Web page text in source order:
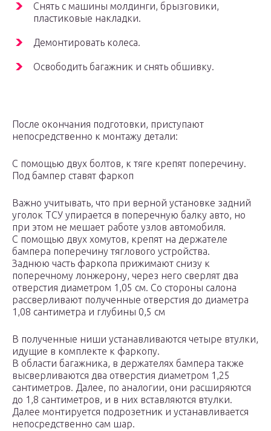
Снять с машины молдинги, брызговики,
пластиковые накладки.
Демонтировать колеса.
Освободить багажник и снять обшивку.
После окончания подготовки, приступают
непосредственно к монтажу детали:
С помощью двух болтов, к тяге крепят поперечину.
Под бампер ставят фаркоп
Важно учитывать, что при верной установке задний
уголок ТСУ упирается в поперечную балку авто, но
при этом не мешает работе узлов автомобиля.
С помощью двух хомутов, крепят на держателе
бампера поперечину тяглового устройства.
Заднюю часть фаркопа прижимают снизу к
поперечному лонжерону, через него сверлят два
отверстия диаметром 1,05 см. Со стороны салона
рассверливают полученные отверстия до диаметра
1,08 сантиметра и глубины 0,5 см
В полученные ниши устанавливаются четыре втулки,
идущие в комплекте к фаркопу.
В области багажника, в держателях бампера также
высверливаются два отверстия диаметром 1,25
сантиметров. Далее, по аналогии, они расширяются
до 1,8 сантиметров, и в них вставляются втулки.
Далее монтируется подрозетник и устанавливается
непосредственно сам шар.